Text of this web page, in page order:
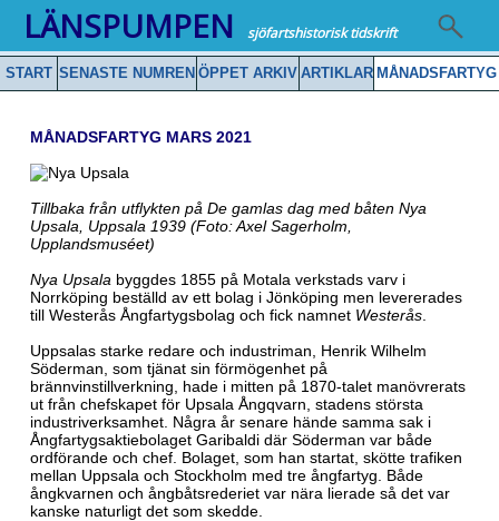
LÄNSPUMPEN sjöfartshistorisk tidskrift
START SENASTE NUMREN ÖPPET ARKIV ARTIKLAR MÅNADSFARTYG
MÅNADSFARTYG MARS 2021
Tillbaka från utflykten på De gamlas dag med båten Nya
Upsala, Uppsala 1939 (Foto: Axel Sagerholm,
Upplandsmuséet)
Nya Upsala byggdes 1855 på Motala verkstads varv i
Norrköping beställd av ett bolag i Jönköping men levererades
till Westerås Ångfartygsbolag och fick namnet Westerås.
Uppsalas starke redare och industriman, Henrik Wilhelm
Söderman, som tjänat sin förmögenhet på
brännvinstillverkning, hade i mitten på 1870-talet manövrerats
ut från chefskapet för Upsala Ångqvarn, stadens största
industriverksamhet. Några år senare hände samma sak i
Ångfartygsaktiebolaget Garibaldi där Söderman var både
ordförande och chef. Bolaget, som han startat, skötte trafiken
mellan Uppsala och Stockholm med tre ångfartyg. Både
ångkvarnen och ångbåtsrederiet var nära lierade så det var
kanske naturligt det som skedde.